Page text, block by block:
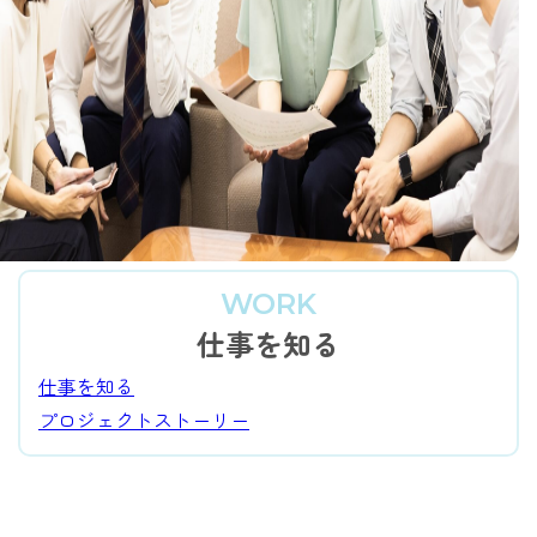
WORK
仕事を知る
仕事を知る
プロジェクトストーリー